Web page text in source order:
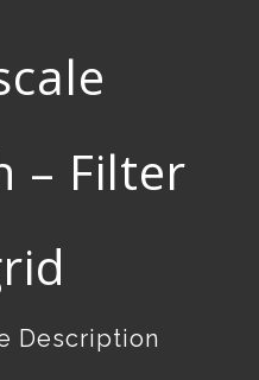
– Filter
Description